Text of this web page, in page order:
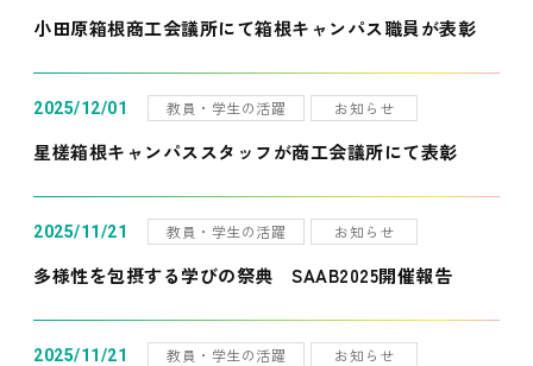
小田原箱根商工会議所にて箱根キャンパス職員が表彰
2025/12/01 教員・学生の活躍 お知らせ
星槎箱根キャンパススタッフが商工会議所にて表彰
2025/11/21 教員・学生の活躍 お知らせ
多様性を包摂する学びの祭典 SAAB2025開催報告
2025/11/21 教員・学生の活躍 お知らせ